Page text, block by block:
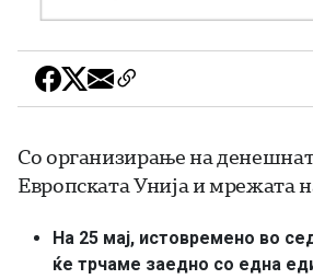
Со организирање на
Европската Унија и мрежата
На 25 мај, истовремено во
ќе трчаме заедно со една